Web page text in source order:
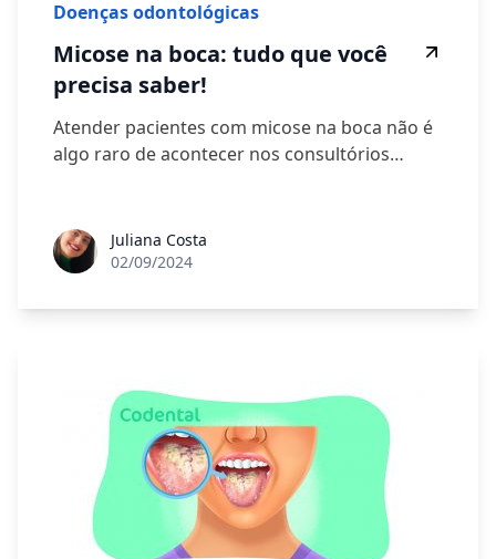
Doenças odontológicas
Micose na boca: tudo que você
precisa saber!
Atender pacientes com micose na boca não é
algo raro de acontecer nos consultórios…
Juliana Costa
02/09/2024